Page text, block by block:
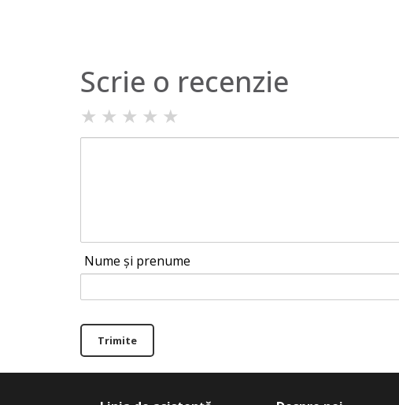
Scrie o recenzie
★ ★ ★ ★ ★
Nume și prenume
Trimite